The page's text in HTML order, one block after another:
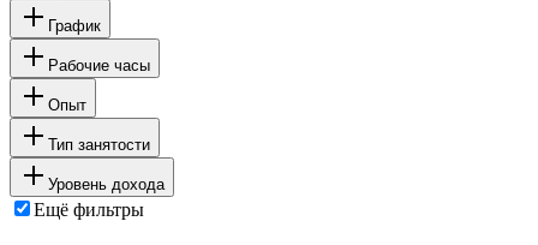
График
Рабочие часы
Опыт
Тип занятости
Уровень дохода
Ещё фильтры